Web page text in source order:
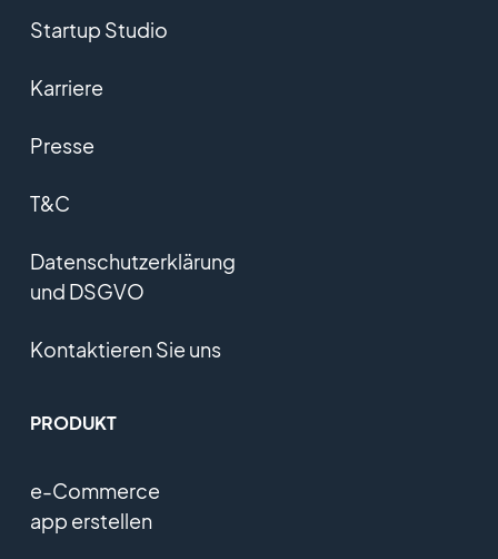
Startup Studio
Karriere
Presse
T&C
Datenschutzerklärung
und DSGVO
Kontaktieren Sie uns
PRODUKT
e-Commerce
app erstellen